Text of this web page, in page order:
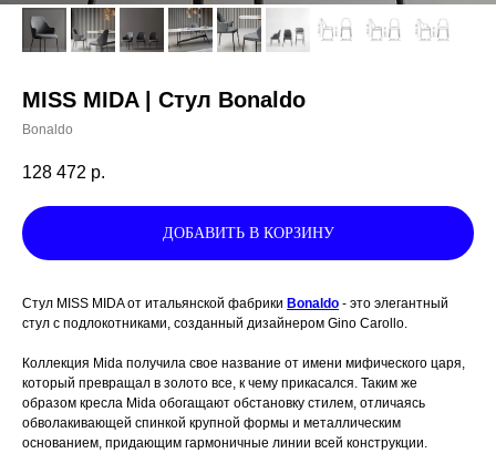
MISS MIDA | Стул Bonaldo
Bonaldo
128 472 р.
ДОБАВИТЬ В КОРЗИНУ
Стул MISS MIDA от итальянской фабрики Bonaldo - это элегантный
стул с подлокотниками, созданный дизайнером Gino Carollo.
Коллекция Mida получила свое название от имени мифического царя,
который превращал в золото все, к чему прикасался. Таким же
образом кресла Mida обогащают обстановку стилем, отличаясь
обволакивающей спинкой крупной формы и металлическим
основанием, придающим гармоничные линии всей конструкции.